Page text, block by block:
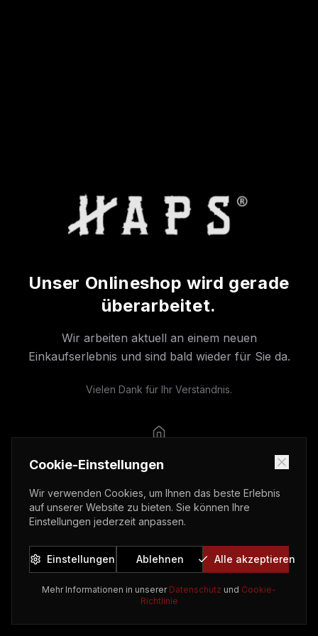
Cookie-Einstellungen
Wir verwenden Cookies, um Ihnen das beste Erlebnis
auf unserer Website zu bieten. Sie können Ihre
Einstellungen jederzeit anpassen.
Einstellungen Ablehnen Alle akzeptieren
Mehr Informationen in unserer Datenschutz und Cookie-
Richtlinie
Unser Onlineshop wird gerade
überarbeitet.
Wir arbeiten aktuell an einem neuen
Einkaufserlebnis und sind bald wieder für Sie da.
Vielen Dank für Ihr Verständnis.